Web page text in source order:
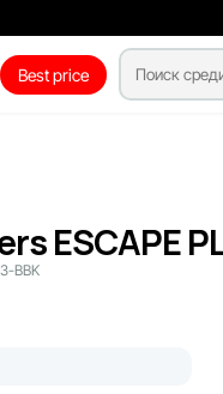
Best price
ESCAPE
BBK